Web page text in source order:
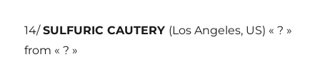
14/SULFURIC CAUTERY (Los Angeles, US) « ? »
from « ? »